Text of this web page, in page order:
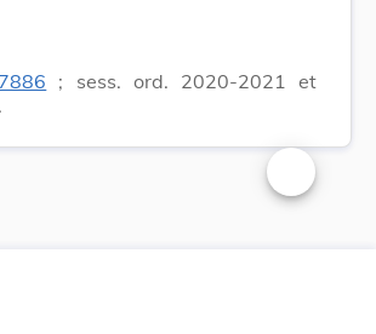
7886 ; sess. ord. 2020-2021 et
Changer la